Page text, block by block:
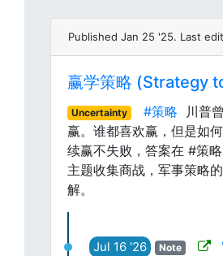
Published Jan 25 '25. Last
赢学策略 (Strategy
Uncertainty #策略 川普
赢。谁都喜欢赢，但是如
续赢不失败，答案在 #策
主题收集商战，军事策略
解。
Jul 16 '26 Note